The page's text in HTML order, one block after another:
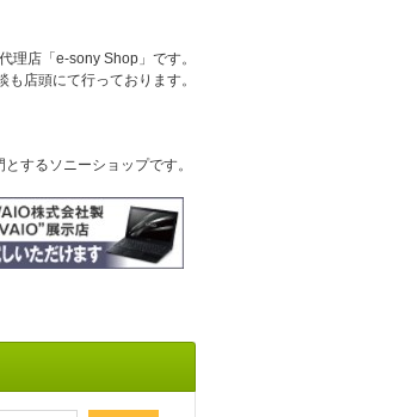
するソニーショップです。
理店「e-sony Shop」です。
店頭にて行っております。